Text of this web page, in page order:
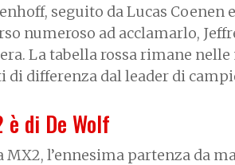
seguito da Lucas
numeroso ad acclamarlo,
La tabella rossa rimane
di differenza dal leader di
è di De Wolf
MX2, l’ennesima partenza da